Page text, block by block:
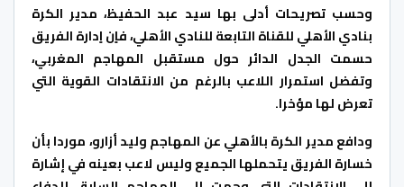
وحسب تصريحات أدلى بها سيد عبد الحفيظ، مدير الكرة
بنادي الأهلي للقناة التابعة للنادي الأهلي، فاٍن اٍدارة الفريق
حسمت الجدل الدائر حول مستقبل المهاجم المغربي،
وتفضل استمرار اللاعب بالرغم من الانتقادات القوية التي
تعرض لها مؤخرا.
ودافع مدير الكرة بالأهلي عن المهاجم وليد أزارو، موردا بأن
خسارة الفريق يتحملها الجميع وليس لاعب بعينه في إشارة